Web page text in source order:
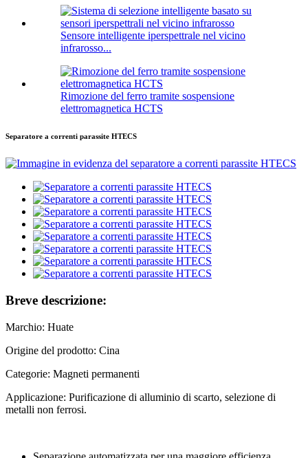
Sensore intelligente iperspettrale nel vicino
infrarosso...
Rimozione del ferro tramite sospensione
elettromagnetica HCTS
Separatore a correnti parassite HTECS
Breve descrizione:
Marchio: Huate
Origine del prodotto: Cina
Categorie: Magneti permanenti
Applicazione: Purificazione di alluminio di scarto, selezione di
metalli non ferrosi.